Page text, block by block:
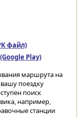
файл)
Play)
маршрута на
поездку
поиск
например,
станции